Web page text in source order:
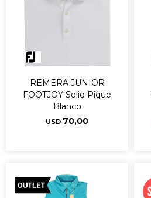
REMERA JUNIOR
FOOTJOY Solid Pique
Blanco
USD 70,00